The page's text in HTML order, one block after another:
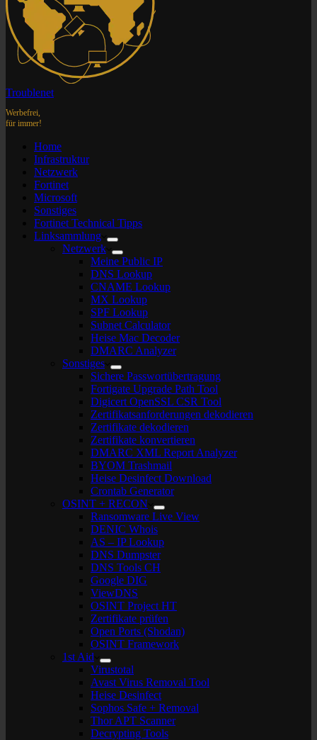
Troublenet
Werbefrei,
für immer!
Home
Infrastruktur
Netzwerk
Fortinet
Microsoft
Sonstiges
Fortinet Technical Tipps
Linksammlung
Netzwerk
Meine Public IP
DNS Lookup
CNAME Lookup
MX Lookup
SPF Lookup
Subnet Calculator
Heise Mac Decoder
DMARC Analyzer
Sonstiges
Sichere Passwortübertragung
Fortigate Upgrade Path Tool
Digicert OpenSSL CSR Tool
Zertifikatsanforderungen dekodieren
Zertifikate dekodieren
Zertifikate konvertieren
DMARC XML Report Analyzer
BYOM Trashmail
Heise Desinfect Download
Crontab Generator
OSINT + RECON
Ransomware Live View
DENIC Whois
AS – IP Lookup
DNS Dumpster
DNS Tools CH
Google DIG
ViewDNS
OSINT Project HT
Zertifikate prüfen
Open Ports (Shodan)
OSINT Framework
1st Aid
Virustotal
Avast Virus Removal Tool
Heise Desinfect
Sophos Safe + Removal
Thor APT Scanner
Decrypting Tools